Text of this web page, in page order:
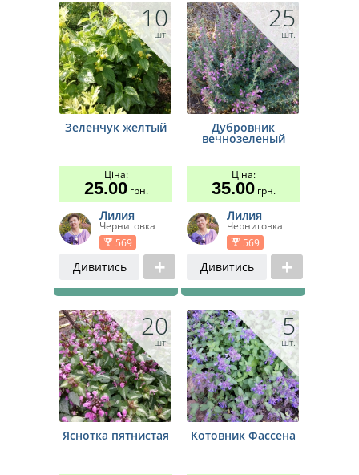
10
шт.
Зеленчук желтый
Ціна:
25.00грн.
Лилия
Черниговка
569
Дивитись
25
шт.
Дубровник
вечнозеленый
Ціна:
35.00грн.
Лилия
Черниговка
569
Дивитись
20
шт.
Яснотка пятнистая
5
шт.
Котовник Фассена